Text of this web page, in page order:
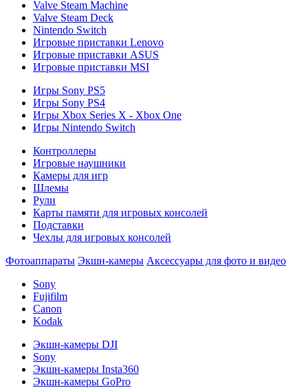
Valve Steam Machine
Valve Steam Deck
Nintendo Switch
Игровые приставки Lenovo
Игровые приставки ASUS
Игровые приставки MSI
Игры Sony PS5
Игры Sony PS4
Игры Xbox Series X - Xbox One
Игры Nintendo Switch
Контроллеры
Игровые наушники
Камеры для игр
Шлемы
Рули
Карты памяти для игровых консолей
Подставки
Чехлы для игровых консолей
Фотоаппараты Экшн-камеры Аксессуары для фото и видео
Sony
Fujifilm
Canon
Kodak
Экшн-камеры DJI
Sony
Экшн-камеры Insta360
Экшн-камеры GoPro